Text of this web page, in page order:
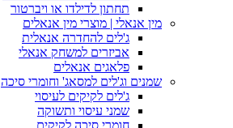
תחתון לדילדו או ויברטור
מין אנאלי | מוצרי מין אנאלים
ג'לים להחדרה אנאלית
אביזרים למשחק אנאלי
פלאגים אנאלים
שמנים וג'לים למסאג' וחומרי סיכה
ג'לים לקיקים לעיסוי
שמני עיסוי ותשוקה